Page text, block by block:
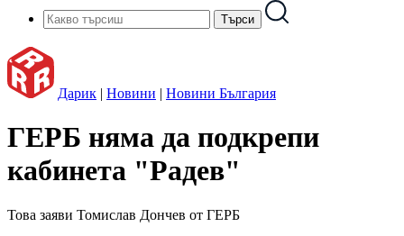
Дарик | Новини | Новини България
ГЕРБ няма да подкрепи
кабинета "Радев"
Това заяви Томислав Дончев от ГЕРБ